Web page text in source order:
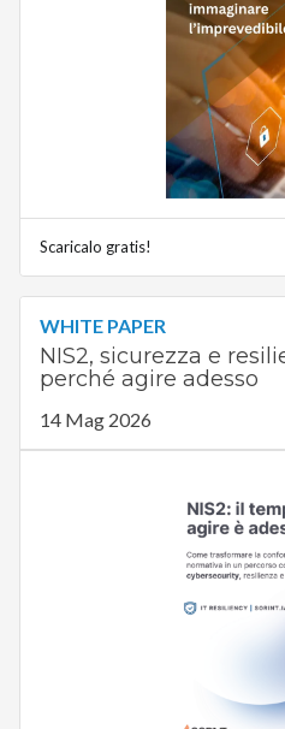
Scaricalo gratis!
WHITE PAPER
NIS2, sicurezza e
perché agire adesso
14 Mag 2026